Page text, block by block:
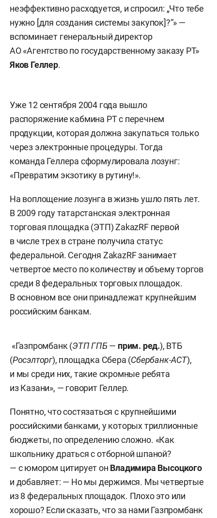
неэффективно расходуется, и спросил: „Что тебе
нужно [для создания системы закупок]?“» —
вспоминает генеральный директор
АО «Агентство по государственному заказу РТ»
Яков Геллер.
Уже 12 сентября 2004 года вышло
распоряжение кабмина РТ с перечнем
продукции, которая должна закупаться только
через электронные процедуры. Тогда
команда Геллера сформулировала лозунг:
«Превратим экзотику в рутину!».
На воплощение лозунга в жизнь ушло пять лет.
В 2009 году татарстанская электронная
торговая площадка (ЭТП) ZakazRF первой
в числе трех в стране получила статус
федеральной. Сегодня ZakazRF занимает
четвертое место по количеству и объему торгов
среди 8 федеральных торговых площадок.
В основном все они принадлежат крупнейшим
российским банкам.
«Газпромбанк (ЭТП ГПБ— прим. ред.), ВТБ
(Росэлторг), площадка Сбера (Сбербанк-АСТ),
и мы среди них, такие скромные ребята
из Казани», — говорит Геллер.
Понятно, что состязаться с крупнейшими
российскими банками, у которых триллионные
бюджеты, по определению сложно. «Как
школьнику драться с отборной шпаной?
— с юмором цитирует он Владимира Высоцкого
и добавляет: — Но мы держимся. Мы четвертые
из 8 федеральных площадок. Плохо это или
хорошо? Если сказать, что за нами Газпромбанк